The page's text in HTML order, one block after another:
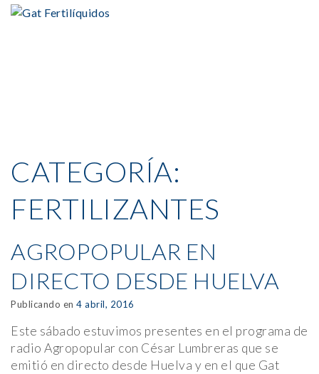
CATEGORÍA:
FERTILIZANTES
AGROPOPULAR EN
DIRECTO DESDE HUELVA
Publicando en 4 abril, 2016
Este sábado estuvimos presentes en el programa de
radio Agropopular con César Lumbreras que se
emitió en directo desde Huelva y en el que Gat